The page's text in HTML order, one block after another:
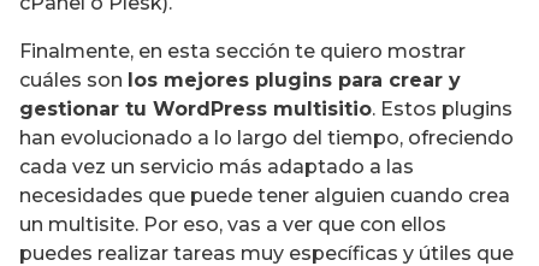
Finalmente, en esta sección te quiero mostrar
cuáles son los mejores plugins para crear y
gestionar tu WordPress multisitio. Estos plugins
han evolucionado a lo largo del tiempo, ofreciendo
cada vez un servicio más adaptado a las
necesidades que puede tener alguien cuando crea
un multisite. Por eso, vas a ver que con ellos
puedes realizar tareas muy específicas y útiles que